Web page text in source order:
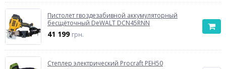
Пистолет гвоздезабивной аккумуляторный
бесщёточный DeWALT DCN45RNN
41 199 грн.
Степлер электрический Procraft PEH50